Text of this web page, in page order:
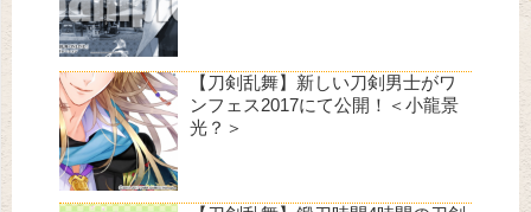
【刀剣乱舞】新しい刀剣男士がワ
ンフェス2017にて公開！＜小龍景
光？＞